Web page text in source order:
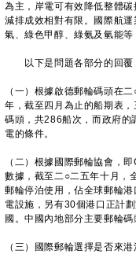
為主，岸電可有效降低整體
減排成效相對有限。國際航
氣、綠色甲醇、綠氨及氫能等
以下是問題各部分的回覆
（一）根據啟德郵輪碼頭在
年，截至四月為止的船期表
碼頭，共286船次，而政府
電的條件。
（二）根據國際郵輪協會
數據，截至二○二五年十月，
郵輪停泊使用，佔全球郵輪
電設施，另有30個港口正計
國。中國內地部分主要郵輪
（三）國際郵輪選擇是否來